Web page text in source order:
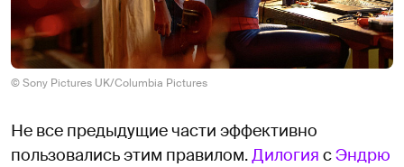
© Sony Pictures UK/Columbia Pictures
Не все предыдущие части эффективно
пользовались этим правилом.Дилогия сЭндрю